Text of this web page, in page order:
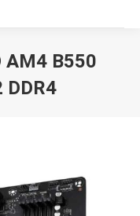
AM4 B550
DDR4